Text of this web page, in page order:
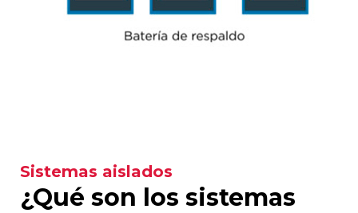
Sistemas aislados
¿Qué son los sistemas